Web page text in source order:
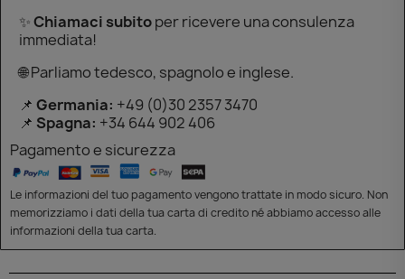
✨Chiamaci subitoper ricevere una consulenza
immediata!
🌐 Parliamo tedesco, spagnolo e inglese.
📌 Germania: +49 (0)30 2357 3470
📌 Spagna: +34 644 902 406
Pagamento e sicurezza
Le informazioni del tuo pagamento vengono trattate in modo sicuro. Non
memorizziamo i dati della tua carta di credito né abbiamo accesso alle
informazioni della tua carta.